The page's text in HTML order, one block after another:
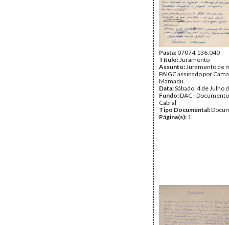
Pasta:07074.136.040
Título:Juramento
Assunto:Juramento de
PAIGC assinado por
Mamadu.
Data:Sábado, 4 de Julho
Fundo:DAC -
Cabral
Tipo Documental:
Página(s): 1